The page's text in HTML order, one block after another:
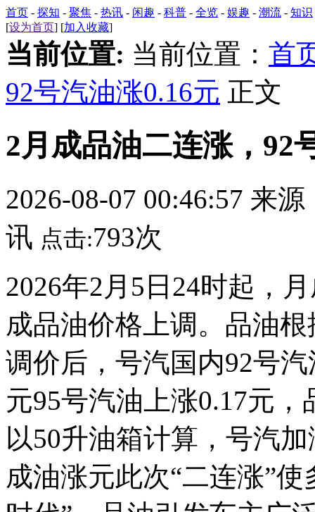
首页 - 探知 - 聚焦 - 热讯 - 闲趣 - 科普 - 全览 - 娱趣 - 潮流 - 知识
[设为首页] [加入收藏]
当前位置: 当前位置： 首
92号汽油涨0.16元 正文
2月成品油二连涨，92
2026-08-07 00:46:57 来源
讯 点击:793次
2026年2月5日24时起，
成品油价格上调。品油
调价后，号汽国内92号
元95号汽油上涨0.17元
以50升油箱计算，号汽
成油涨元此次“二连涨”